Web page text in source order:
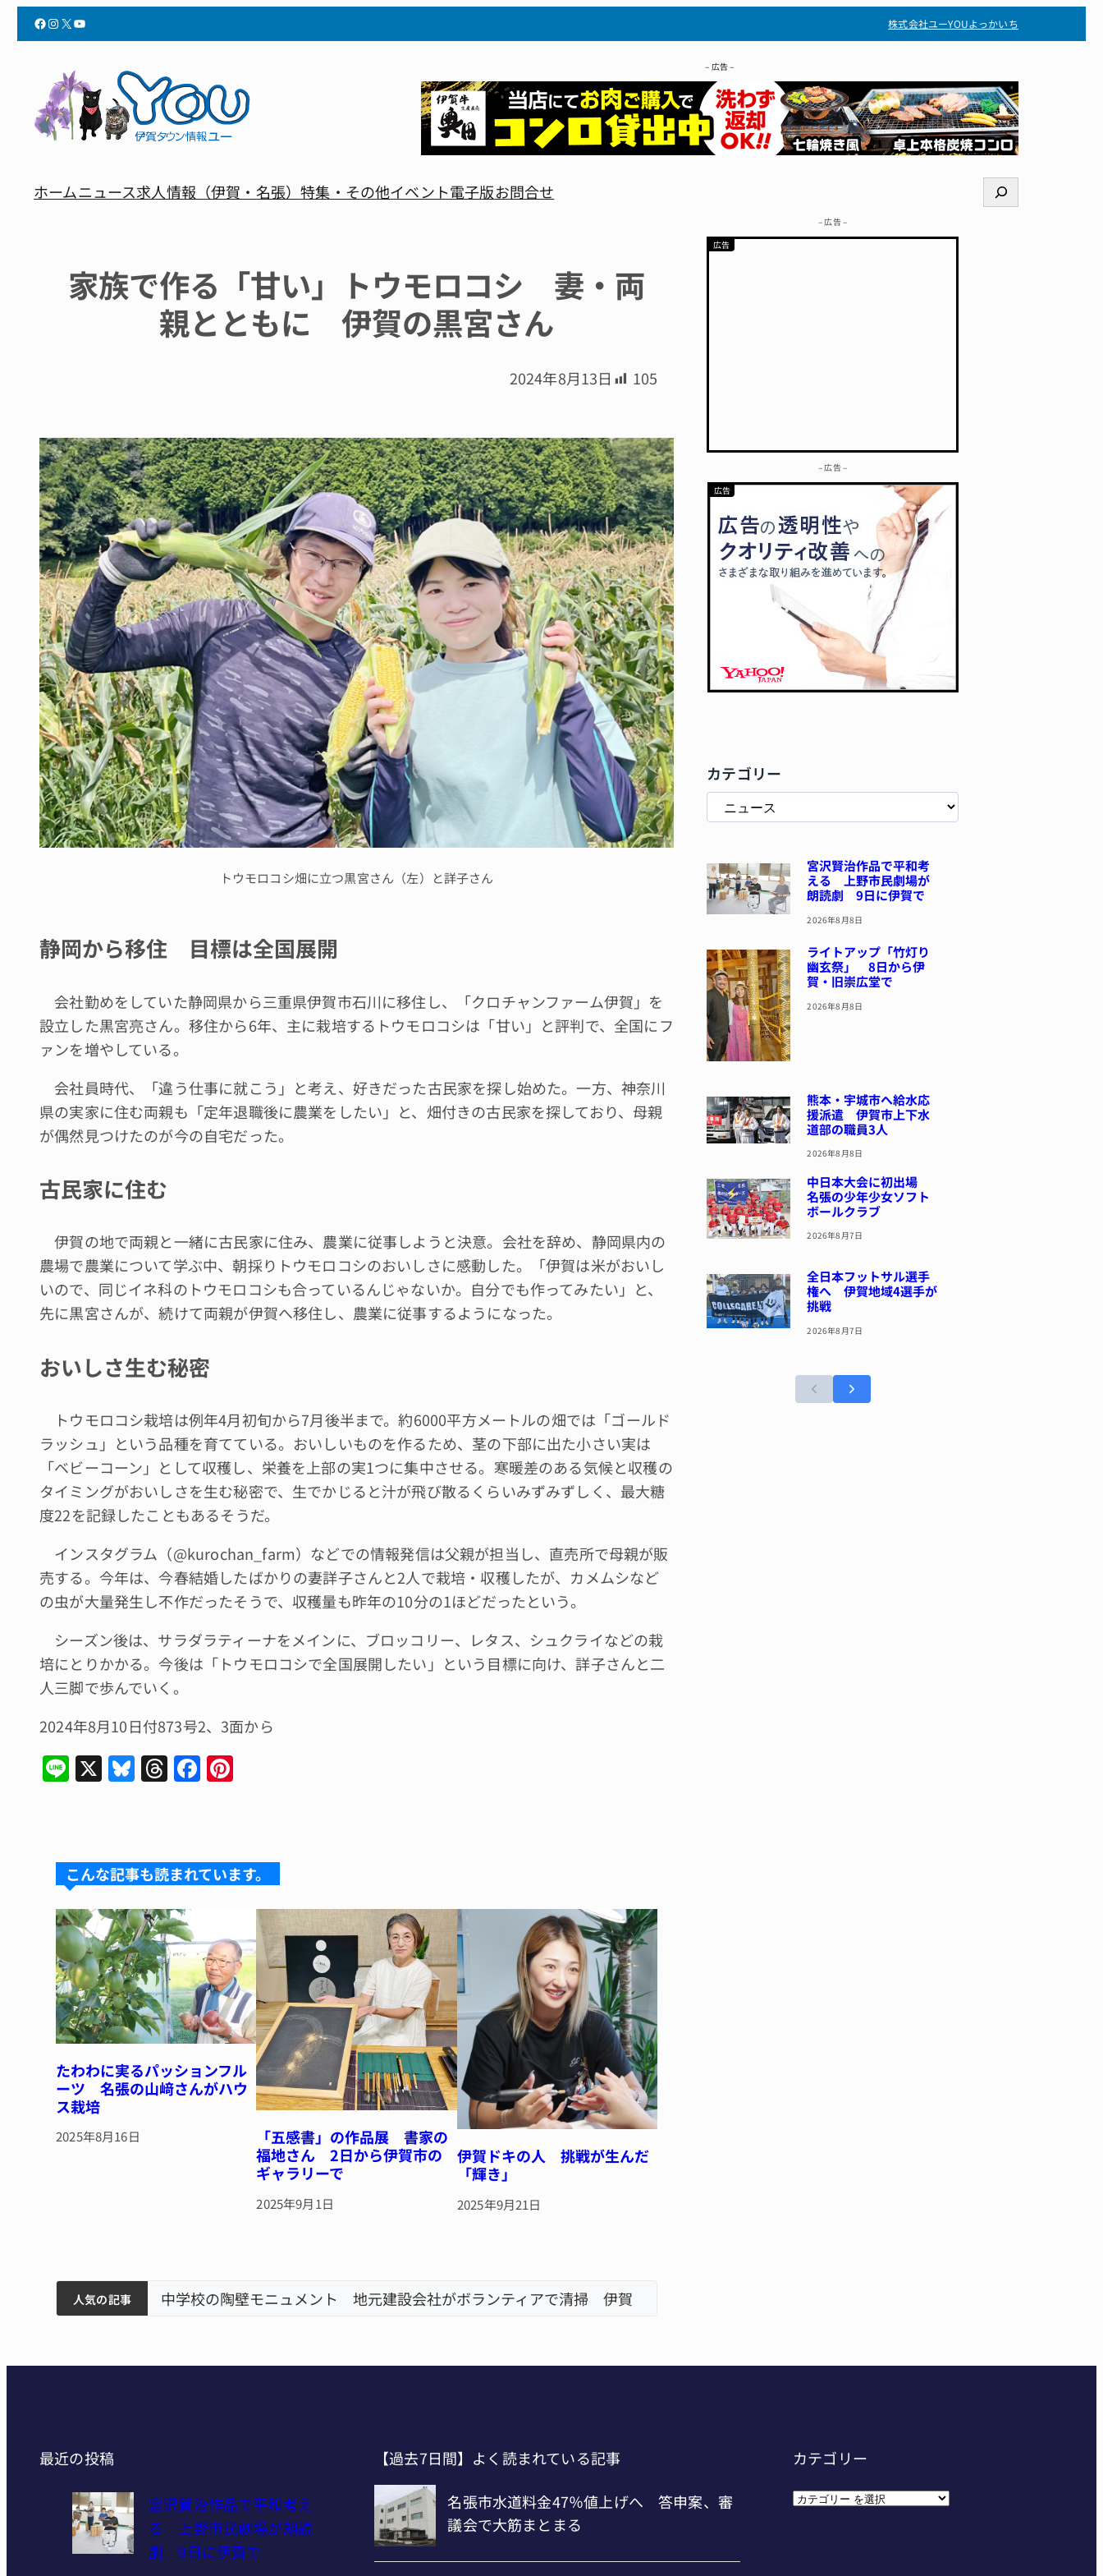
Facebook InstagramX YouTube 株式会社ユーYOUよっかいち
– 広告 –
ホームニュース求人情報（伊賀・名張）特集・その他イベント電子版お問合せ
検
索
家族で作る「甘い」トウモロコシ 妻・両
親とともに 伊賀の黒宮さん
2024年8月13日 105
トウモロコシ畑に立つ黒宮さん（左）と詳子さん
静岡から移住 目標は全国展開
会社勤めをしていた静岡県から三重県伊賀市石川に移住し、「クロチャンファーム伊賀」を
設立した黒宮亮さん。移住から6年、主に栽培するトウモロコシは「甘い」と評判で、全国にフ
ァンを増やしている。
会社員時代、「違う仕事に就こう」と考え、好きだった古民家を探し始めた。一方、神奈川
県の実家に住む両親も「定年退職後に農業をしたい」と、畑付きの古民家を探しており、母親
が偶然見つけたのが今の自宅だった。
古民家に住む
伊賀の地で両親と一緒に古民家に住み、農業に従事しようと決意。会社を辞め、静岡県内の
農場で農業について学ぶ中、朝採りトウモロコシのおいしさに感動した。「伊賀は米がおいし
いので、同じイネ科のトウモロコシも合っているんじゃないか。自分でも作ってみたい」と、
先に黒宮さんが、続けて両親が伊賀へ移住し、農業に従事するようになった。
おいしさ生む秘密
トウモロコシ栽培は例年4月初旬から7月後半まで。約6000平方メートルの畑では「ゴールド
ラッシュ」という品種を育てている。おいしいものを作るため、茎の下部に出た小さい実は
「ベビーコーン」として収穫し、栄養を上部の実1つに集中させる。寒暖差のある気候と収穫の
タイミングがおいしさを生む秘密で、生でかじると汁が飛び散るくらいみずみずしく、最大糖
度22を記録したこともあるそうだ。
インスタグラム（@kurochan_farm）などでの情報発信は父親が担当し、直売所で母親が販
売する。今年は、今春結婚したばかりの妻詳子さんと2人で栽培・収穫したが、カメムシなど
の虫が大量発生し不作だったそうで、収穫量も昨年の10分の1ほどだったという。
シーズン後は、サラダラティーナをメインに、ブロッコリー、レタス、シュクライなどの栽
培にとりかかる。今後は「トウモロコシで全国展開したい」という目標に向け、詳子さんと二
人三脚で歩んでいく。
2024年8月10日付873号2、3面から
Li
n
X Bl
u
k
y
T
hr
d
s
F
a
b
k
st
こんな記事も読まれています。
たわわに実るパッションフル
ーツ 名張の山﨑さんがハウ
ス栽培
2025年8月16日
「五感書」の作品展 書家の
福地さん 2日から伊賀市の
ギャラリーで
2025年9月1日
伊賀ドキの人 挑戦が生んだ
「輝き」
2025年9月21日
人気の記事 中学校の陶壁モニュメント 地元建設会社がボランティアで清掃 伊賀
– 広告 –
– 広告 –
カテゴリー
宮沢賢治作品で平和考
える 上野市民劇場が
朗読劇 9日に伊賀で
2026年8月8日
ライトアップ「竹灯り
幽玄祭」 8日から伊
賀・旧崇広堂で
2026年8月8日
熊本・宇城市へ給水応
援派遣 伊賀市上下水
道部の職員3人
2026年8月8日
中日本大会に初出場
名張の少年少女ソフト
ボールクラブ
2026年8月7日
全日本フットサル選手
権へ 伊賀地域4選手が
挑戦
2026年8月7日
最近の投稿
宮沢賢治作品で平和考え
る 上野市民劇場が朗読
劇 9日に伊賀で
【過去7日間】よく読まれている記事
カテゴリー
カ